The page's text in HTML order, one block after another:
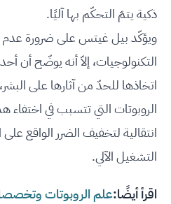
ذكية يتمّ التحكّم بها آليًا.
ويؤكّد بيل غيتس على ضرورة
التكنولوجيات، إلاّ أنه يوضّح أن
اتخاذها للحدّ من آثارها على
الروبوتات التي تتسبب في اختفاء
انتقالية لتخفيف الضرر الواقع على
التشغيل الآلي.
اقرأ أيضًا:علم الروبوتات